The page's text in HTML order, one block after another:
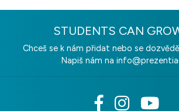
STUDENTS CAN
Chceš se k nám přidat nebo se
Napiš nám na